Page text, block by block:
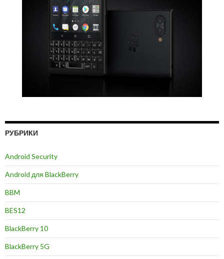
РУБРИКИ
Android Security
Android для BlackBerry
BBM
BES12
BlackBerry 10
BlackBerry 5G